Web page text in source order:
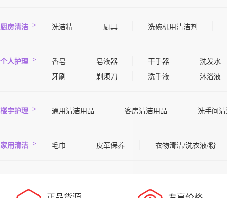
厨房清洁 洗洁精 厨具 洗碗机用清洁剂
个人护理 香皂 皂液器 干手器
洗发水
牙刷
剃须刀 洗手液 沐浴液
楼宇护理 通用清洁用品 客房清洁用品 洗手间
家用清洁 毛巾 皮革保养 衣物清洁/洗衣液/粉